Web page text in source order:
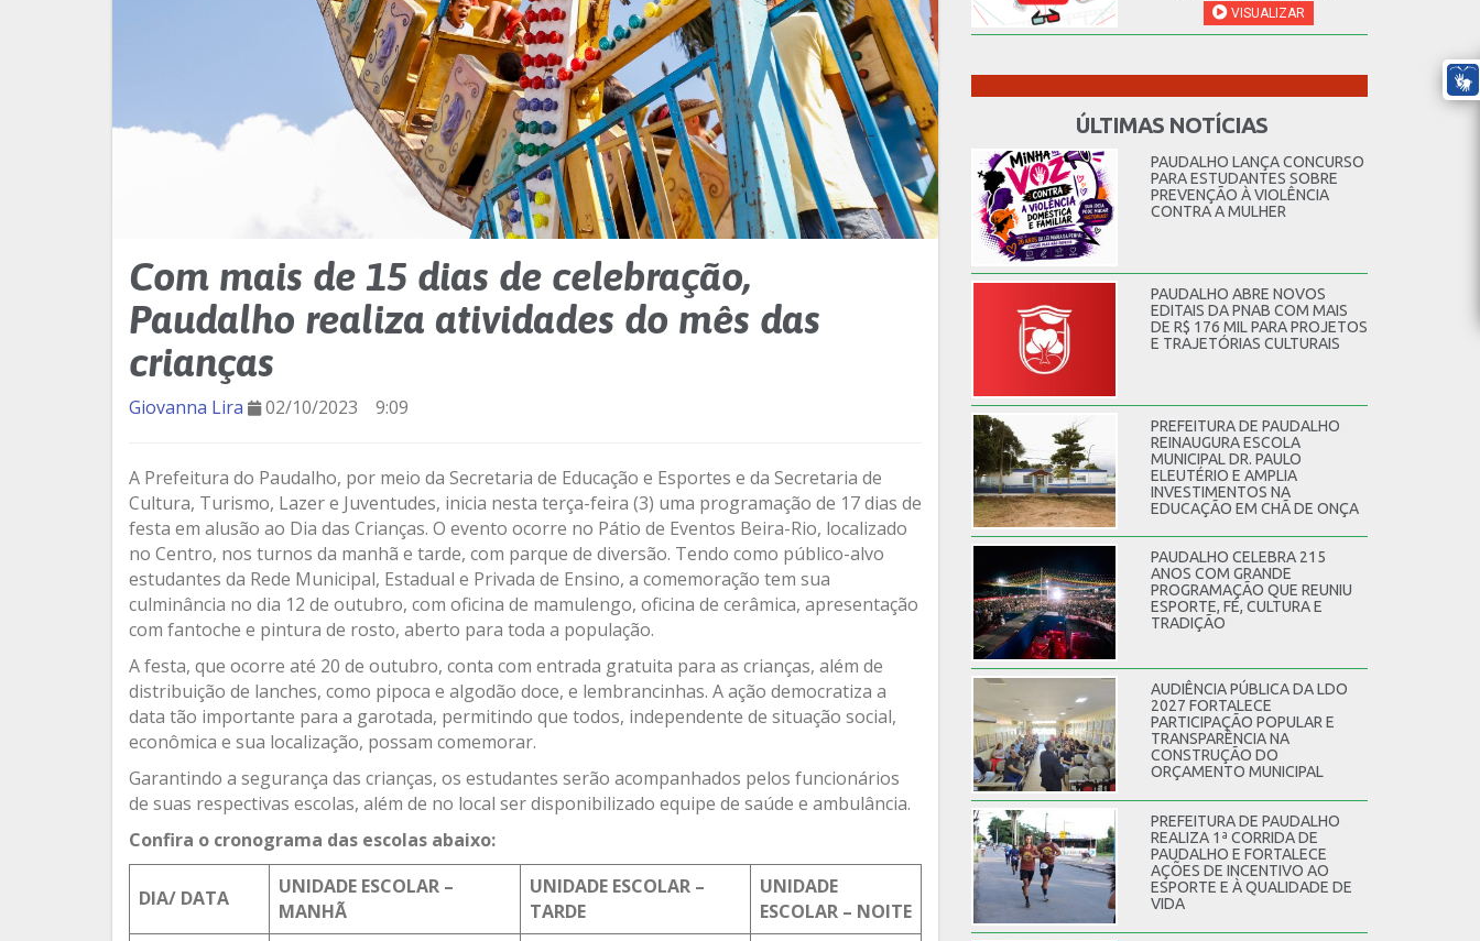
Com mais de 15 dias de celebração,
Paudalho realiza atividades do mês das
crianças
Giovanna Lira 02/10/2023 9:09
A Prefeitura do Paudalho, por meio da Secretaria de Educação e Esportes e da Secretaria de
Cultura, Turismo, Lazer e Juventudes, inicia nesta terça-feira (3) uma programação de 17 dias de
festa em alusão ao Dia das Crianças. O evento ocorre no Pátio de Eventos Beira-Rio, localizado
no Centro, nos turnos da manhã e tarde, com parque de diversão. Tendo como público-alvo
estudantes da Rede Municipal, Estadual e Privada de Ensino, a comemoração tem sua
culminância no dia 12 de outubro, com oficina de mamulengo, oficina de cerâmica, apresentação
com fantoche e pintura de rosto, aberto para toda a população.
A festa, que ocorre até 20 de outubro, conta com entrada gratuita para as crianças, além de
distribuição de lanches, como pipoca e algodão doce, e lembrancinhas. A ação democratiza a
data tão importante para a garotada, permitindo que todos, independente de situação social,
econômica e sua localização, possam comemorar.
Garantindo a segurança das crianças, os estudantes serão acompanhados pelos funcionários
de suas respectivas escolas, além de no local ser disponibilizado equipe de saúde e ambulância.
Confira o cronograma das escolas abaixo:
DIA/ DATA
UNIDADE ESCOLAR –
MANHÃ
UNIDADE ESCOLAR –
TARDE
UNIDADE
ESCOLAR – NOITE
VISUALIZAR
ÚLTIMAS NOTÍCIAS
PAUDALHO LANÇA CONCURSO
PARA ESTUDANTES SOBRE
PREVENÇÃO À VIOLÊNCIA
CONTRA A MULHER
PAUDALHO ABRE NOVOS
EDITAIS DA PNAB COM MAIS
DE R$ 176 MIL PARA PROJETOS
E TRAJETÓRIAS CULTURAIS
PREFEITURA DE PAUDALHO
REINAUGURA ESCOLA
MUNICIPAL DR. PAULO
ELEUTÉRIO E AMPLIA
INVESTIMENTOS NA
EDUCAÇÃO EM CHÃ DE ONÇA
PAUDALHO CELEBRA 215
ANOS COM GRANDE
PROGRAMAÇÃO QUE REUNIU
ESPORTE, FÉ, CULTURA E
TRADIÇÃO
AUDIÊNCIA PÚBLICA DA LDO
2027 FORTALECE
PARTICIPAÇÃO POPULAR E
TRANSPARÊNCIA NA
CONSTRUÇÃO DO
ORÇAMENTO MUNICIPAL
PREFEITURA DE PAUDALHO
REALIZA 1ª CORRIDA DE
PAUDALHO E FORTALECE
AÇÕES DE INCENTIVO AO
ESPORTE E À QUALIDADE DE
VIDA